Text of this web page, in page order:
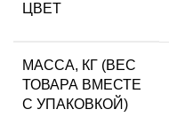
ЦВЕТ
МАССА, КГ (ВЕС
ТОВАРА ВМЕСТЕ
С УПАКОВКОЙ)